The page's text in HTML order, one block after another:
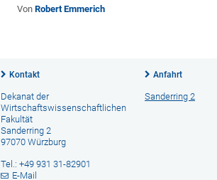
VonRobert Emmerich
Kontakt
Dekanat der
Wirtschaftswissenschaftlichen
Fakultät
Sanderring 2
97070 Würzburg
Tel.: +49 931 31-82901
E-Mail
Anfahrt
Sanderring 2